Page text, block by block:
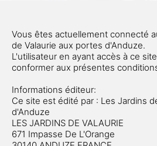
Vous êtes actuellement connecté
de Valaurie aux portes d'Anduze.
L'utilisateur en ayant accès à ce
conformer aux présentes
Informations éditeur:
Ce site est édité par : Les Jardins
d'Anduze
LES JARDINS DE VALAURIE
671 Impasse De L'Orange